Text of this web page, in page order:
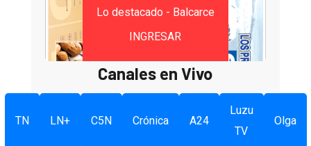
Lo destacado - Balcarce
INGRESAR
Canales en Vivo
TN LN+ C5N Crónica A24
Luzu
TV
Olga